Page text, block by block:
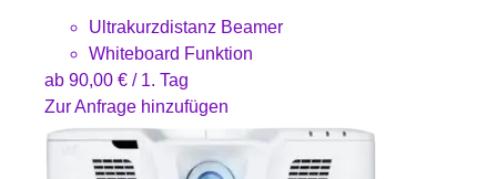
Ultrakurzdistanz Beamer
Whiteboard Funktion
ab 90,00 € / 1. Tag
Zur Anfrage hinzufügen